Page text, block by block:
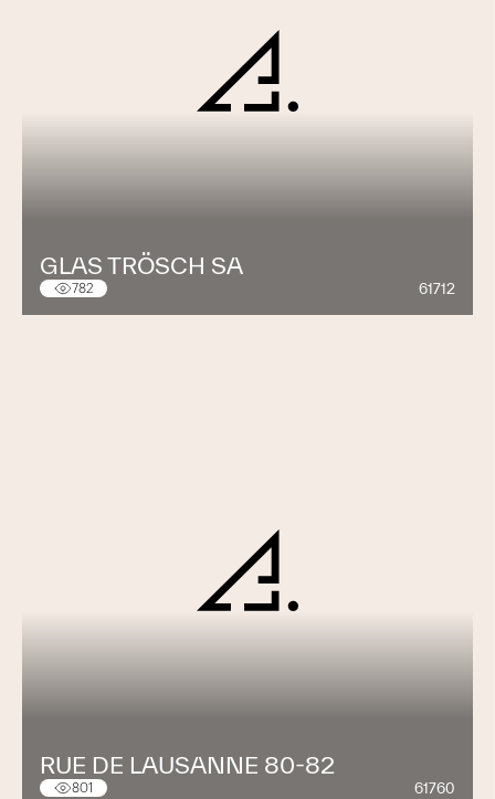
GLAS TRÖSCH SA
782 61712
RUE DE LAUSANNE 80-82
801 61760